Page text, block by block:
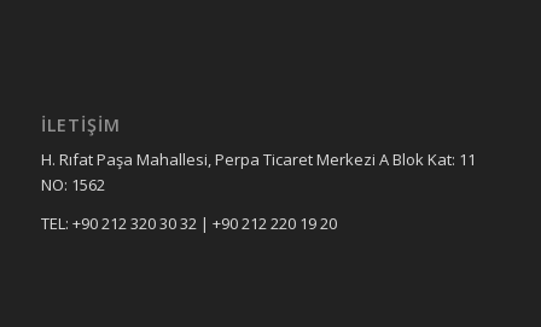
İLETİŞİM
H. Rıfat Paşa Mahallesi, Perpa Ticaret Merkezi A Blok Kat: 11
NO: 1562
TEL: +90 212 320 30 32 | +90 212 220 19 20